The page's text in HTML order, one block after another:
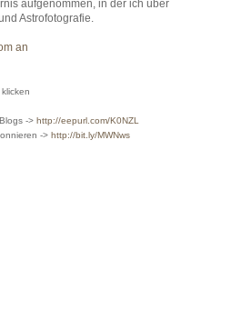
aufgenommen, in der ich über
Astrofotografie.
an
-> http://eepurl.com/K0NZL
-> http://bit.ly/MWNws